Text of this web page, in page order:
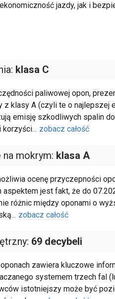
jazdy, jak i
klasa C
paliwowej opon,
z klasy A (czyli te o
emisję szkodliwych spalin
korzyści... zobacz całość
mokrym: klasa A
ocenę przyczepności
aspektem jest fakt, że do
różnic między oponami o
... zobacz całość
69 decybeli
oponach zawiera kluczowe
systemem trzech fal
istotniejszy może być